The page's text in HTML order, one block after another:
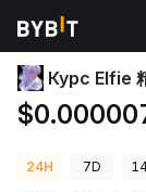
Цены криптовалют
Курс Elfie
24H 7D